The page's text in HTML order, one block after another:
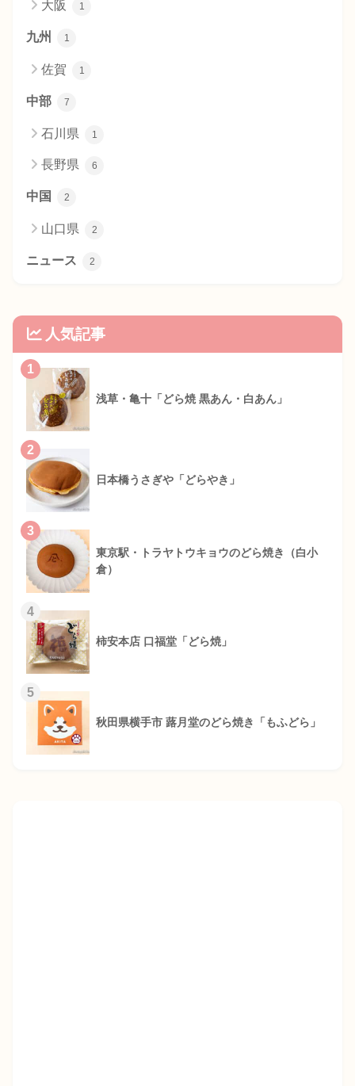
大阪 1
九州 1
佐賀 1
中部 7
石川県 1
長野県 6
中国 2
山口県 2
ニュース 2
人気記事
1
浅草・亀十「どら焼 黒あん・白あん」
2
日本橋うさぎや「どらやき」
3
東京駅・トラヤトウキョウのどら焼き（白小
倉）
4
柿安本店 口福堂「どら焼」
5
秋田県横手市 蕗月堂のどら焼き「もふどら」